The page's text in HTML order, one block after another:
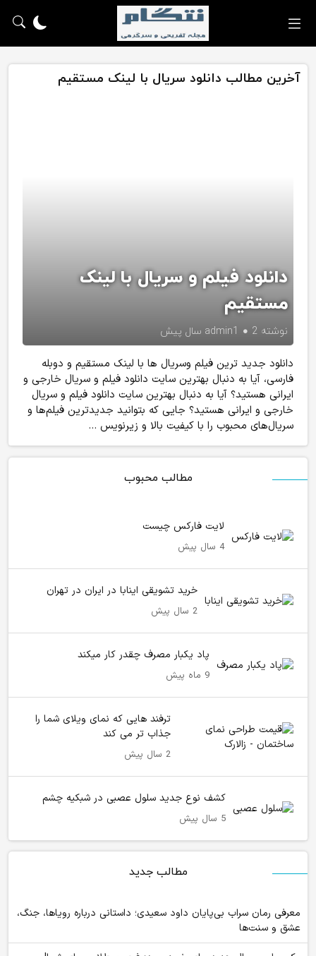
آخرین مطالب دانلود سریال با لینک مستقیم
دانلود فیلم و سریال با لینک
مستقیم
نوشته admin1 2 سال پیش
دانلود جدید ترین فیلم وسریال ها با لینک مستقیم و دوبله
فارسی، آیا به دنبال بهترین سایت دانلود فیلم و سریال خارجی و
ایرانی هستید؟ آیا به دنبال بهترین سایت دانلود فیلم و سریال
خارجی و ایرانی هستید؟ جایی که بتوانید جدیدترین فیلم‌ها و
سریال‌های محبوب را با کیفیت بالا و زیرنویس ...
مطالب محبوب
لایت فارکس چیست
4 سال پیش
خرید تشویقی اینابا در ایران در تهران
2 سال پیش
پاد یکبار مصرف چقدر کار میکند
9 ماه پیش
ترفند هایی که نمای ویلای شما را
جذاب تر می کند
2 سال پیش
کشف نوع جدید سلول عصبی در شبکیه چشم
5 سال پیش
مطالب جدید
معرفی رمان سراب بی‌پایان داود سعیدی؛ داستانی درباره رویاها، جنگ،
عشق و سنت‌ها